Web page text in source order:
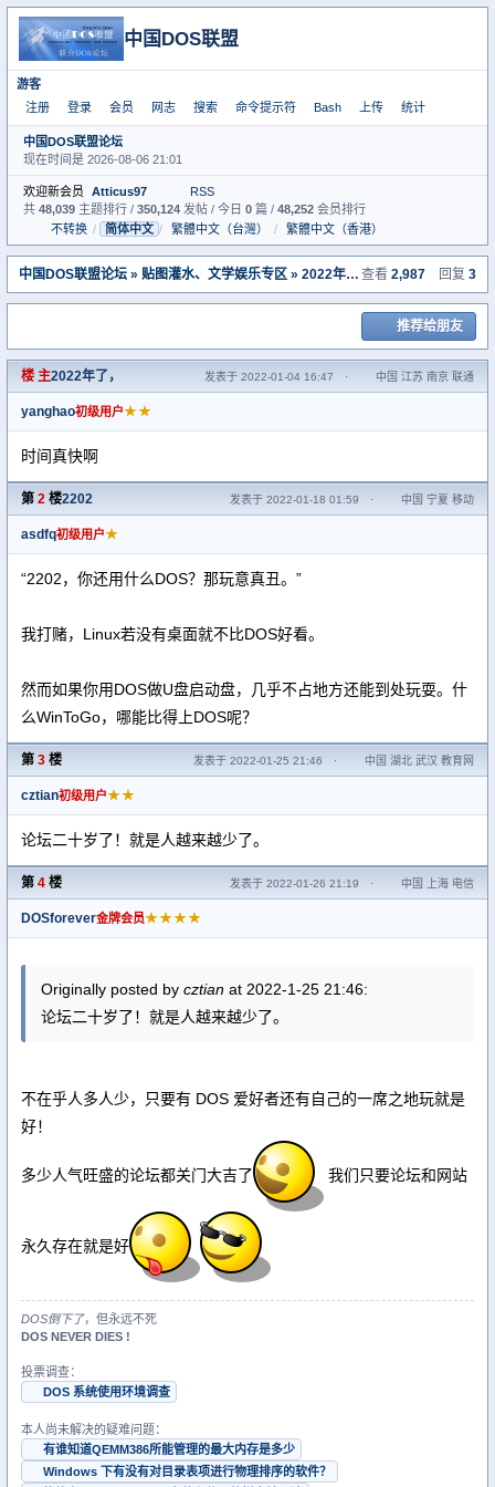
中国DOS联盟
游客
注册
登录 会员 网志 搜索 命令提示符 Bash 上传 统计
中国DOS联盟论坛
现在时间是 2026-08-06 21:01
欢迎新会员 Atticus97
RSS
共 48,039 主题排行 / 350,124 发帖 / 今日 0 篇 / 48,252 会员排行
不转换 / 简体中文 / 繁體中文（台灣） / 繁體中文（香港）
中国DOS联盟论坛 » 贴图灌水、文学娱乐专区 » 2022年了， 查看 2,987 回复 3
推荐给朋友
楼 主2022年了， 发表于 2022-01-04 16:47 · 中国 江苏 南京 联通
yanghao初级用户★★
时间真快啊
第 2 楼2202 发表于 2022-01-18 01:59 · 中国 宁夏 移动
asdfq初级用户★
“2202，你还用什么DOS？那玩意真丑。”
我打赌，Linux若没有桌面就不比DOS好看。
然而如果你用DOS做U盘启动盘，几乎不占地方还能到处玩耍。什
么WinToGo，哪能比得上DOS呢？
第 3 楼 发表于 2022-01-25 21:46 · 中国 湖北 武汉 教育网
cztian初级用户★★
论坛二十岁了！就是人越来越少了。
第 4 楼 发表于 2022-01-26 21:19 · 中国 上海 电信
DOSforever金牌会员★★★★
Originally posted by cztian at 2022-1-25 21:46:
论坛二十岁了！就是人越来越少了。
不在乎人多人少，只要有 DOS 爱好者还有自己的一席之地玩就是
好！
多少人气旺盛的论坛都关门大吉了 我们只要论坛和网站
永久存在就是好
DOS倒下了，但永远不死
DOS NEVER DIES !
投票调查：
DOS 系统使用环境调查
本人尚未解决的疑难问题：
有谁知道QEMM386所能管理的最大内存是多少
Windows 下有没有对目录表项进行物理排序的软件？